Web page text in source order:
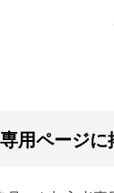
用ページ